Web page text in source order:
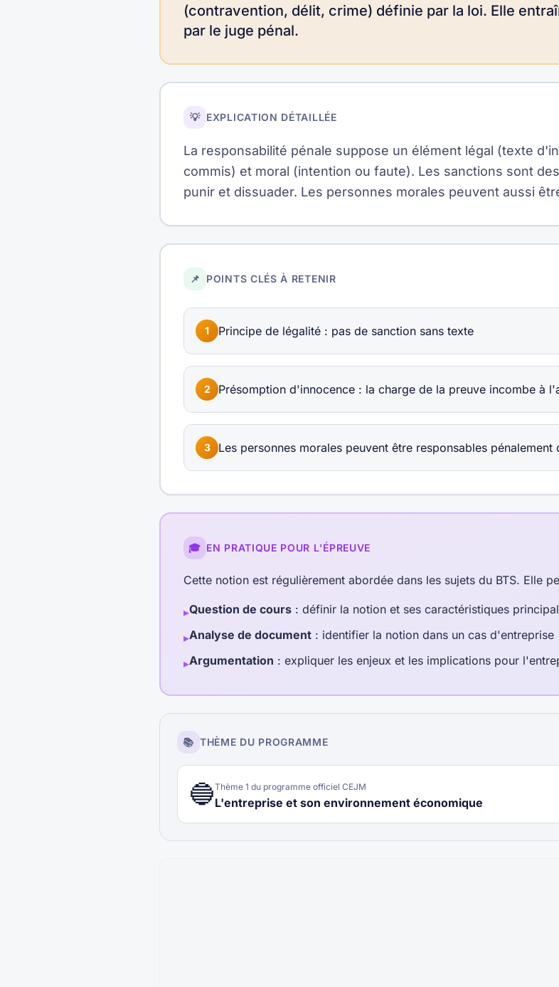
(contravention, délit, crime) définie par la loi. Elle
par le juge pénal.
💡 EXPLICATION DÉTAILLÉE
La responsabilité pénale suppose un élément légal (texte
commis) et moral (intention ou faute). Les sanctions sont
punir et dissuader. Les personnes morales peuvent aussi
📌 POINTS CLÉS À RETENIR
1 Principe de légalité : pas de sanction sans texte
2 Présomption d'innocence : la charge de la preuve incombe à
3 Les personnes morales peuvent être responsables pénalement
🎓 EN PRATIQUE POUR L'ÉPREUVE
Cette notion est régulièrement abordée dans les sujets du BTS. Elle
▸Question de cours : définir la notion et ses caractéristiques
▸Analyse de document : identifier la notion dans un cas d'entreprise
▸Argumentation : expliquer les enjeux et les implications pour
📚 THÈME DU PROGRAMME
🔵Thème 1 du programme officiel CEJM
L'entreprise et son environnement économique